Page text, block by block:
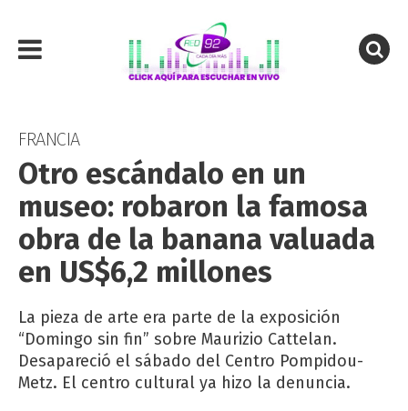
FRANCIA
Otro escándalo en un
museo: robaron la famosa
obra de la banana valuada
en US$6,2 millones
La pieza de arte era parte de la exposición
“Domingo sin fin” sobre Maurizio Cattelan.
Desapareció el sábado del Centro Pompidou-
Metz. El centro cultural ya hizo la denuncia.